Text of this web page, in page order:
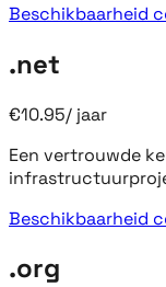
Beschikbaarheid
.net
€10.95/ jaar
Een vertrouwde
Beschikbaarheid
.org